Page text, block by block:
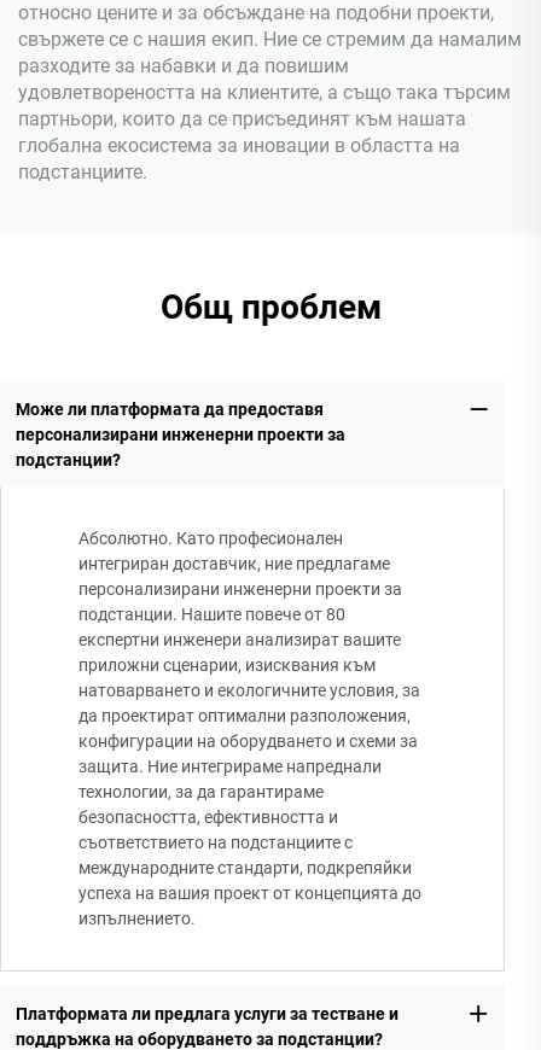
относно цените и за обсъждане на подобни проекти,
свържете се с нашия екип. Ние се стремим да намалим
разходите за набавки и да повишим
удовлетвореността на клиентите, а също така търсим
партньори, които да се присъединят към нашата
глобална екосистема за иновации в областта на
подстанциите.
Общ проблем
Може ли платформата да предоставя
персонализирани инженерни проекти за
подстанции?
Абсолютно. Като професионален
интегриран доставчик, ние предлагаме
персонализирани инженерни проекти за
подстанции. Нашите повече от 80
експертни инженери анализират вашите
приложни сценарии, изисквания към
натоварването и екологичните условия, за
да проектират оптимални разположения,
конфигурации на оборудването и схеми за
защита. Ние интегрираме напреднали
технологии, за да гарантираме
безопасността, ефективността и
съответствието на подстанциите с
международните стандарти, подкрепяйки
успеха на вашия проект от концепцията до
изпълнението.
Платформата ли предлага услуги за тестване и
поддръжка на оборудването за подстанции?